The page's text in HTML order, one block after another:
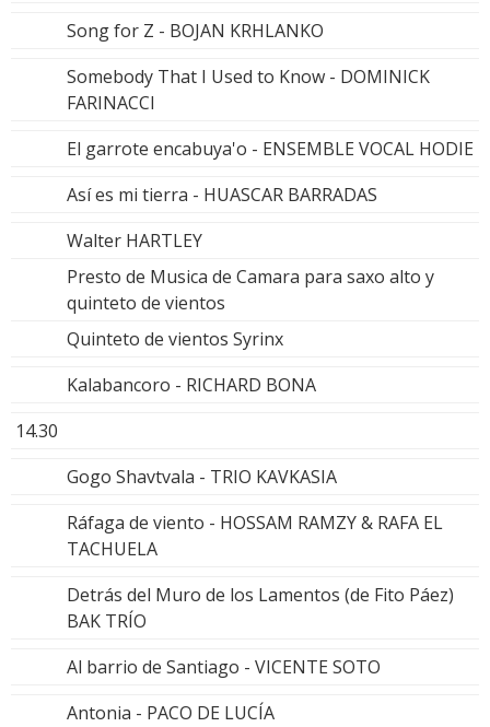
Song for Z - BOJAN KRHLANKO
Somebody That I Used to Know - DOMINICK
FARINACCI
El garrote encabuya'o - ENSEMBLE VOCAL HODIE
Así es mi tierra - HUASCAR BARRADAS
Walter HARTLEY
Presto de Musica de Camara para saxo alto y
quinteto de vientos
Quinteto de vientos Syrinx
Kalabancoro - RICHARD BONA
14.30
Gogo Shavtvala - TRIO KAVKASIA
Ráfaga de viento - HOSSAM RAMZY & RAFA EL
TACHUELA
Detrás del Muro de los Lamentos (de Fito Páez)
BAK TRÍO
Al barrio de Santiago - VICENTE SOTO
Antonia - PACO DE LUCÍA